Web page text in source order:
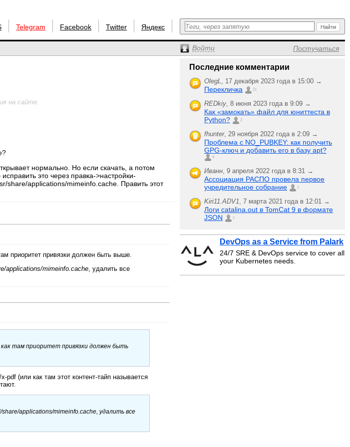
Telegram Facebook Twitter Яндекс
Войти Постучаться
на сайте.
нормально. Но если скачать, а потом
это через правка->настройки-
share/applications/mimeinfo.cache. Править этот
приоритет привязки должен быть выше.
applications/mimeinfo.cache, удалить все
как там приоритет привязки должен быть
(или как там этот контент-тайп называется
share/applications/mimeinfo.cache , удалить все
Последние комментарии
OlegL, 17 декабря 2023 года в 15:00 →
Перекличка 21
REDkiy, 8 июня 2023 года в 9:09 →
Как «замокать» файл для юниттеста в
Python?
2
fhunter, 29 ноября 2022 года в 2:09 →
Проблема с NO_PUBKEY: как получить
GPG-ключ и добавить его в базу apt?
6
Иванн, 9 апреля 2022 года в 8:31 →
Ассоциация РАСПО провела первое
учредительное собрание
1
Kiri11.ADV1, 7 марта 2021 года в 12:01 →
Логи catalina.out в TomCat 9 в формате
JSON
1
DevOps as a Service from Palark
24/7 SRE & DevOps service to cover all
your Kubernetes needs.